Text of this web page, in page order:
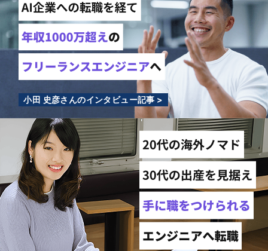
小田 史彦さんのインタビュー記事 >